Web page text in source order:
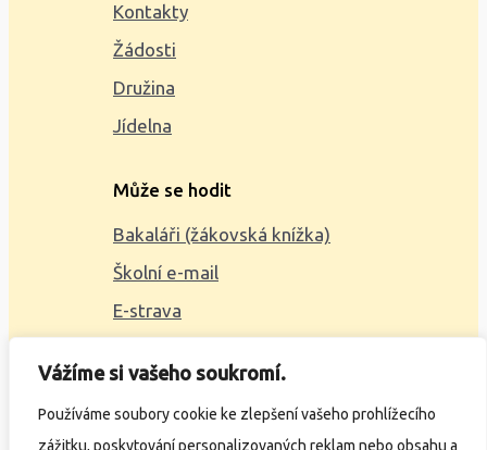
Vážíme si vašeho soukromí.
Používáme soubory cookie ke zlepšení vašeho prohlížecího
zážitku, poskytování personalizovaných reklam nebo obsahu a
Kontakty
Žádosti
Družina
Jídelna
Může se hodit
Bakaláři (žákovská knížka)
Školní e-mail
E-strava
2023 © ZŠ Alšova, vytvořilWčil.cz